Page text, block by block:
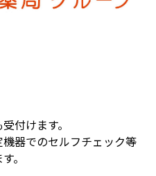
付けます。
器でのセルフチェック等
。